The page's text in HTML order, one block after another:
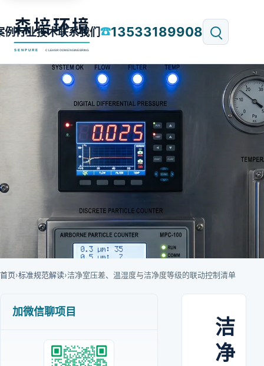
例行业技术联系我们☎13533189908
首页›标准规范解读›洁净室压差、温湿度与洁净度等级的联动控制清单
加微信聊项目
洁
净